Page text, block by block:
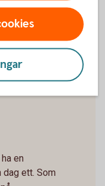
nya hem.
För att
snart du kan. Du
tillträdet. Vi
lagfart om det
en
dag ett. Som